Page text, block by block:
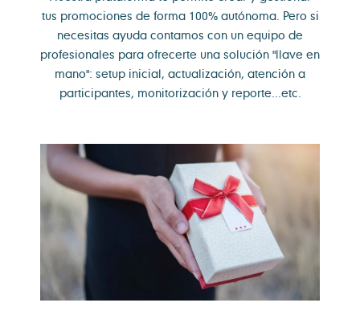
tus promociones de forma 100% autónoma. Pero si
necesitas ayuda contamos con un equipo de
profesionales para ofrecerte una solución "llave en
mano": setup inicial, actualización, atención a
participantes, monitorización y reporte...etc.